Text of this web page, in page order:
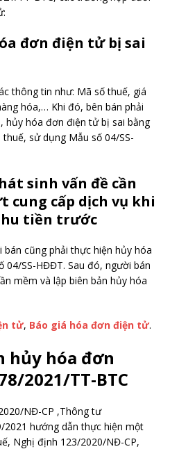
đơn điện tử bị sai
thông tin như: Mã số thuế, giá
hóa,… Khi đó, bên bán phải
hủy hóa đơn điện tử bị sai bằng
sử dụng Mẫu số 04/SS-
sinh vấn đề cần
cung cấp dịch vụ khi
tiền trước
cũng phải thực hiện hủy hóa
SS-HĐĐT. Sau đó, người bán
mềm và lập biên bản hủy hóa
tử, Báo giá hóa đơn điện tử.
hủy hóa đơn
2021/TT-BTC
NĐ-CP ,Thông tư
2021 hướng dẫn thực hiện một
Nghị định 123/2020/NĐ-CP,